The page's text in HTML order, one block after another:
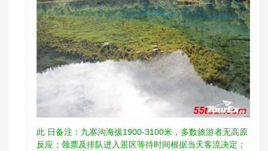
此 日备注：九寨沟海拔1900-3100米，多数旅游者无高原
反应；领票及排队进入景区等待时间根据当天客流决定；